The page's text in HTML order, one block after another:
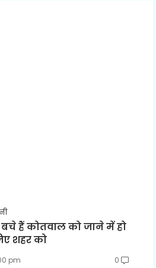
बचे हैं कोतवाल को जाने में हो
शहर को
pm 0